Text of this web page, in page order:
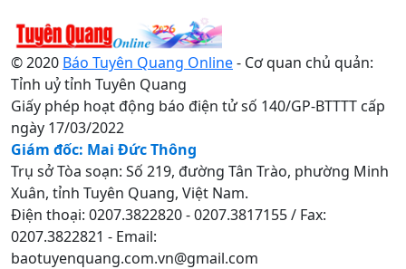
© 2020 Báo Tuyên Quang Online- Cơ quan chủ quản:
Tỉnh uỷ tỉnh Tuyên Quang
Giấy phép hoạt động báo điện tử số 140/GP-BTTTT cấp
ngày 17/03/2022
Giám đốc: Mai Đức Thông
Trụ sở Tòa soạn: Số 219, đường Tân Trào, phường Minh
Xuân, tỉnh Tuyên Quang, Việt Nam.
Điện thoại: 0207.3822820 - 0207.3817155 / Fax:
0207.3822821 - Email:
baotuyenquang.com.vn@gmail.com